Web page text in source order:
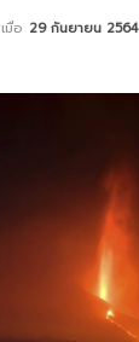
เมื่อ 29 กันยายน 2564